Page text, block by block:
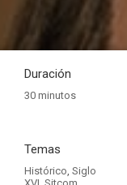
Duración
30 minutos
Temas
Histórico, Siglo